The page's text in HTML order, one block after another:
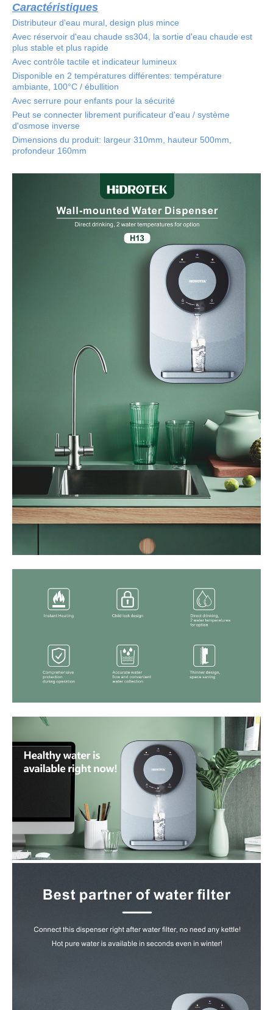
Caractéristiques
Distributeur d'eau mural, design plus mince
Avec réservoir d'eau chaude ss304, la sortie d'eau chaude est
plus stable et plus rapide
Avec contrôle tactile et indicateur lumineux
Disponible en 2 températures différentes: température
ambiante, 100°C / ébullition
Avec serrure pour enfants pour la sécurité
Peut se connecter librement purificateur d'eau / système
d'osmose inverse
Dimensions du produit: largeur 310mm, hauteur 500mm,
profondeur 160mm